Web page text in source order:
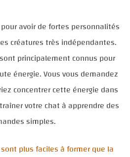
avoir de fortes personnalités
créatures très indépendantes.
sont principalement connus pour
énergie. Vous vous demandez
concentrer cette énergie dans
votre chat à apprendre des
simples.
sont plus faciles à former que la